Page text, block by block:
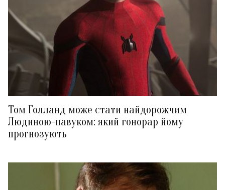
Том Голланд може стати найдорожчим
Людиною-павуком: який гонорар йому
прогнозують